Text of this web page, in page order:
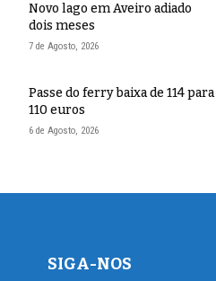
Novo lago em Aveiro adiado
dois meses
7 de Agosto, 2026
Passe do ferry baixa de 114 para
110 euros
6 de Agosto, 2026
SIGA-NOS